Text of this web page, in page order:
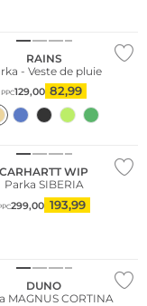
RAINS
- Veste de pluie
PPC129,00 82,99
CARHARTT WIP
Parka SIBERIA
299,00 193,99
DUNO
MAGNUS CORTINA